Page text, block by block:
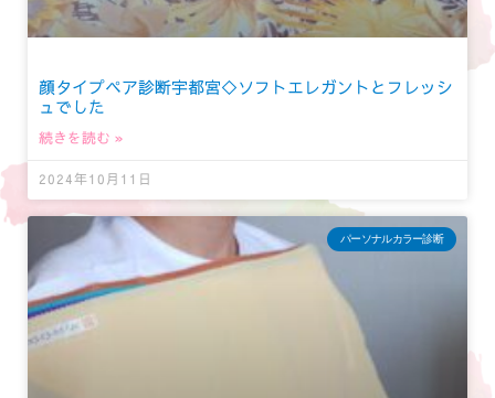
顔タイプペア診断宇都宮◇ソフトエレガントとフレッシ
ュでした
続きを読む »
2024年10月11日
パーソナルカラー診断